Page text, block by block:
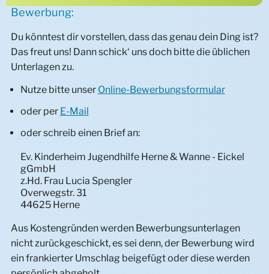
Bewerbung:
Du könntest dir vorstellen, dass das genau dein Ding ist?
Das freut uns! Dann schick‘ uns doch bitte die üblichen
Unterlagen zu.
Nutze bitte unser Online-Bewerbungsformular
oder per E-Mail
oder schreib einen Brief an:
Ev. Kinderheim Jugendhilfe Herne & Wanne - Eickel
gGmbH
z.Hd. Frau Lucia Spengler
Overwegstr. 31
44625 Herne
Aus Kostengründen werden Bewerbungsunterlagen
nicht zurückgeschickt, es sei denn, der Bewerbung wird
ein frankierter Umschlag beigefügt oder diese werden